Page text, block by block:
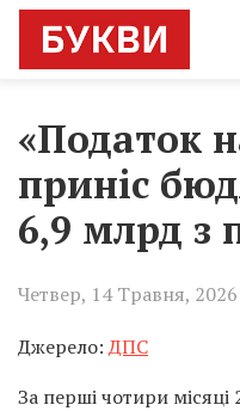
«Податок
приніс
6,9 млрд з
Четвер, 14 Травня,
Джерело:ДПС
За перші чотири місяці